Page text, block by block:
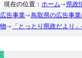
現在の位置： ホーム 県政
広告事業
鳥取県の広告事
物
「とっとり県政だより